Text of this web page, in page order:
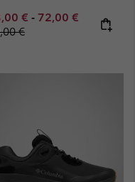
sale price:
€ - Maximum sale
72,00 € Regular
€